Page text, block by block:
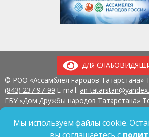
ДЛЯ
© РОО «Ассамблея народов Татарстана»
(843) 237-97-99 E-mail: an-
ГБУ «Дом Дружбы народов Татарстана»
420107, г. Казань, ул. Павлюхина, д. 57
Мы используем файлы cookie.
вы соглашаетесь с